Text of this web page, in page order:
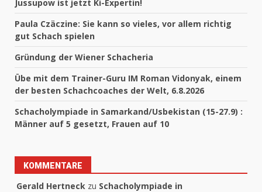
Jussupow ist jetzt Ki-Expertin!
Paula Czäczine: Sie kann so vieles, vor allem richtig
gut Schach spielen
Gründung der Wiener Schacheria
Übe mit dem Trainer-Guru IM Roman Vidonyak, einem
der besten Schachcoaches der Welt, 6.8.2026
Schacholympiade in Samarkand/Usbekistan (15-27.9) :
Männer auf 5 gesetzt, Frauen auf 10
KOMMENTARE
Gerald Hertneck zu Schacholympiade in